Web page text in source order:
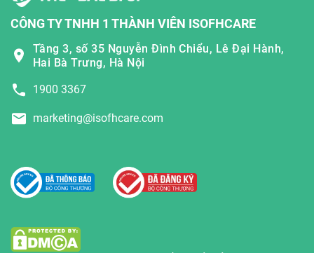
CÔNG TY TNHH 1 THÀNH VIÊN ISOFHCARE
Tầng 3, số 35 Nguyễn Đình Chiểu, Lê Đại Hành,
Hai Bà Trưng, Hà Nội
1900 3367
marketing@isofhcare.com